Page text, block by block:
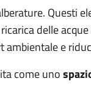
Questi
delle
e
come uno